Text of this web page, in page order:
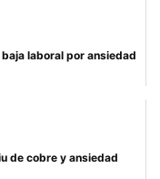
laboral por ansiedad
de cobre y ansiedad